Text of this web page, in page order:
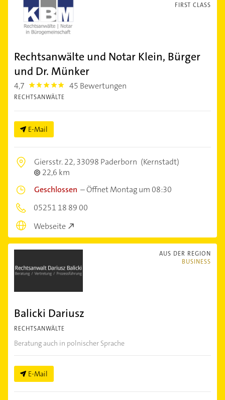
FIRST CLASS
Rechtsanwälte und Notar Klein, Bürger
und Dr. Münker
4,7 4.7000003 45 Bewertungen
RECHTSANWÄLTE
E-Mail
Giersstr. 22,33098 Paderborn (Kernstadt)
22,6 km
Geschlossen –Öffnet Montag um 08:30
05251 18 89 00
Webseite
AUS DER REGION
BUSINESS
Balicki Dariusz
RECHTSANWÄLTE
Beratung auch in polnischer Sprache
E-Mail